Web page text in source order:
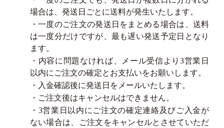
場合は、発送日ごとに送料が発生いたします。
・一度のご注文の発送日をまとめる場合は、送料
は一度分だけですが、最も遅い発送予定日となり
ます。
・内容に問題なければ、メール受信より3営業日
以内にご注文の確定とお支払いをお願いします。
・入金確認後に発送日をメールいたします。
・ご注文後はキャンセルはできません。
・3営業日以内にご注文の確定連絡及びご入金が
ない場合は、ご注文をキャンセルとさせていただ